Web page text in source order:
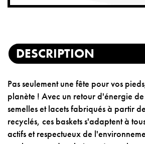
DESCRIPTION
Pas seulement une fête pour vos
planète ! Avec un retour d'énergie
semelles et lacets fabriqués à partir
recyclés, ces baskets s'adaptent à
actifs et respectueux de